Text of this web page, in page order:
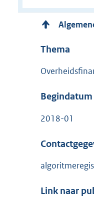
Thema
Begindatum
2018-01
Link naar